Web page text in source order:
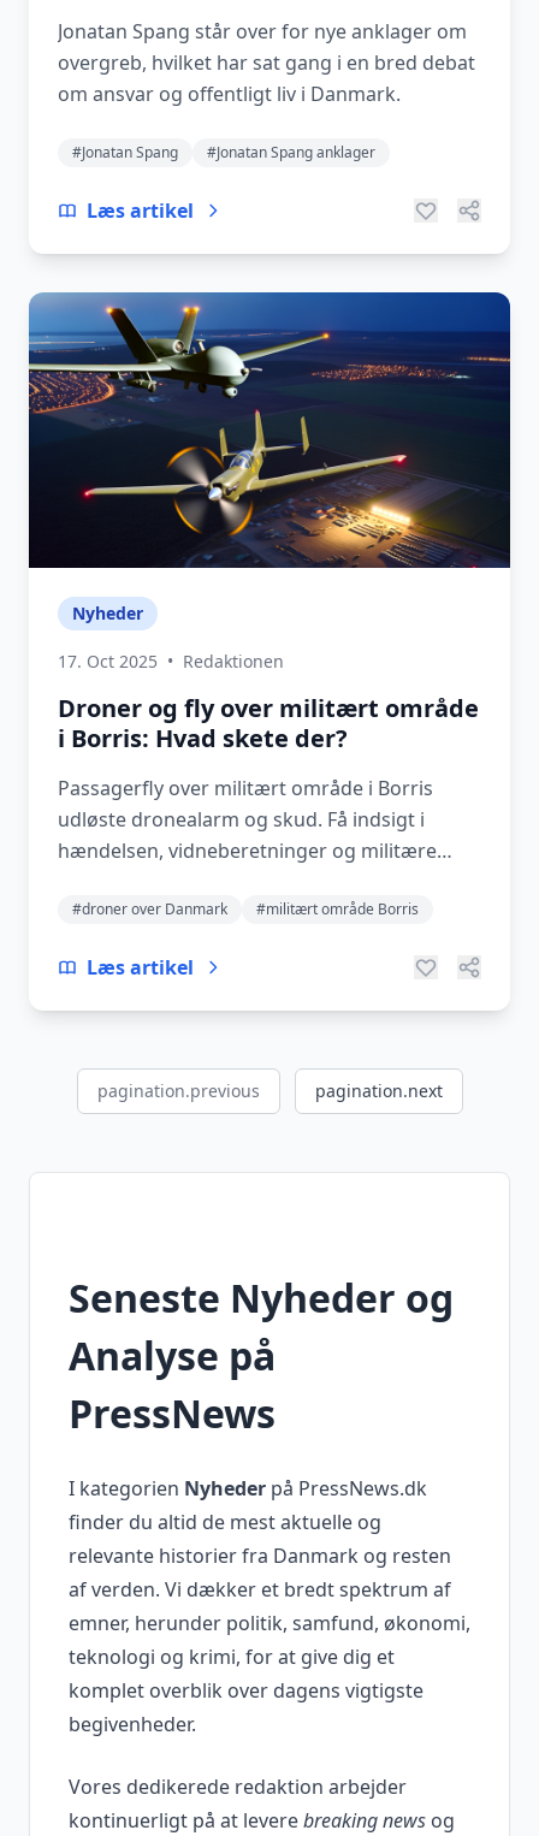
Jonatan Spang står over for nye anklager om
overgreb, hvilket har sat gang i en bred debat
om ansvar og offentligt liv i Danmark.
#Jonatan Spang #Jonatan Spang anklager
Læs artikel
Nyheder
17. Oct 2025 • Redaktionen
Droner og fly over militært område
i Borris: Hvad skete der?
Passagerfly over militært område i Borris
udløste dronealarm og skud. Få indsigt i
hændelsen, vidneberetninger og militære
#droner over Danmark #militært område Borris
Læs artikel
pagination.previous pagination.next
Seneste Nyheder og
Analyse på
PressNews
I kategorien Nyheder på PressNews.dk
finder du altid de mest aktuelle og
relevante historier fra Danmark og resten
af verden. Vi dækker et bredt spektrum af
emner, herunder politik, samfund, økonomi,
teknologi og krimi, for at give dig et
komplet overblik over dagens vigtigste
begivenheder.
Vores dedikerede redaktion arbejder
kontinuerligt på at leverebreaking news og